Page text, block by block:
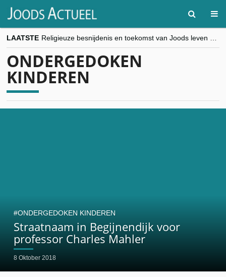
LAATSTE
“Besnijdenisdebat toont hoe moeilijk seculiere Westen minderheden begrijpt”, Jinnih Beels (Vooruit)
ONDERGEDOKEN
KINDEREN
Straatnaam in Begijnendijk voor
professor Charles Mahler
8 Oktober 2018
ONDERGEDOKEN KINDEREN